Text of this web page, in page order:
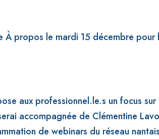
À propos le mardi 15 décembre pour
aux professionnel.le.s un focus
accompagnée de Clémentine
de webinars du réseau